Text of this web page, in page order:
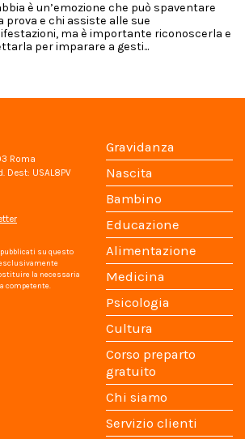
è un’emozione che può spaventare
prova e chi assiste alle sue
ma è importante riconoscerla e
per imparare a gesti...
Roma
Dest: USAL8PV
su questo
la necessaria
competente.
Gravidanza
Nascita
Bambino
Educazione
Alimentazione
Medicina
Psicologia
Cultura
Corso preparto
gratuito
Chi siamo
Servizio clienti